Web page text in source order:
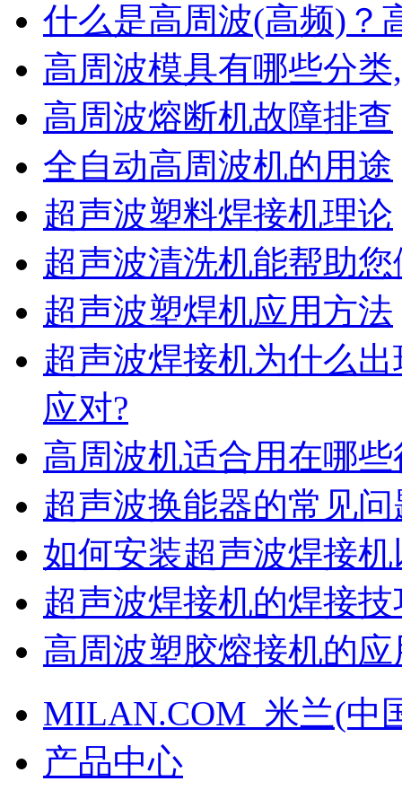
什么是高周波(高频)？
高周波模具有哪些分
高周波熔断机故障排查
全自动高周波机的用途
超声波塑料焊接机理论
超声波清洗机能帮助
超声波塑焊机应用方法
超声波焊接机为什么
应对?
高周波机适合用在哪些
超声波换能器的常见问
如何安装超声波焊接
超声波焊接机的焊接技
高周波塑胶熔接机的
MILAN.COM_米兰(中
产品中心